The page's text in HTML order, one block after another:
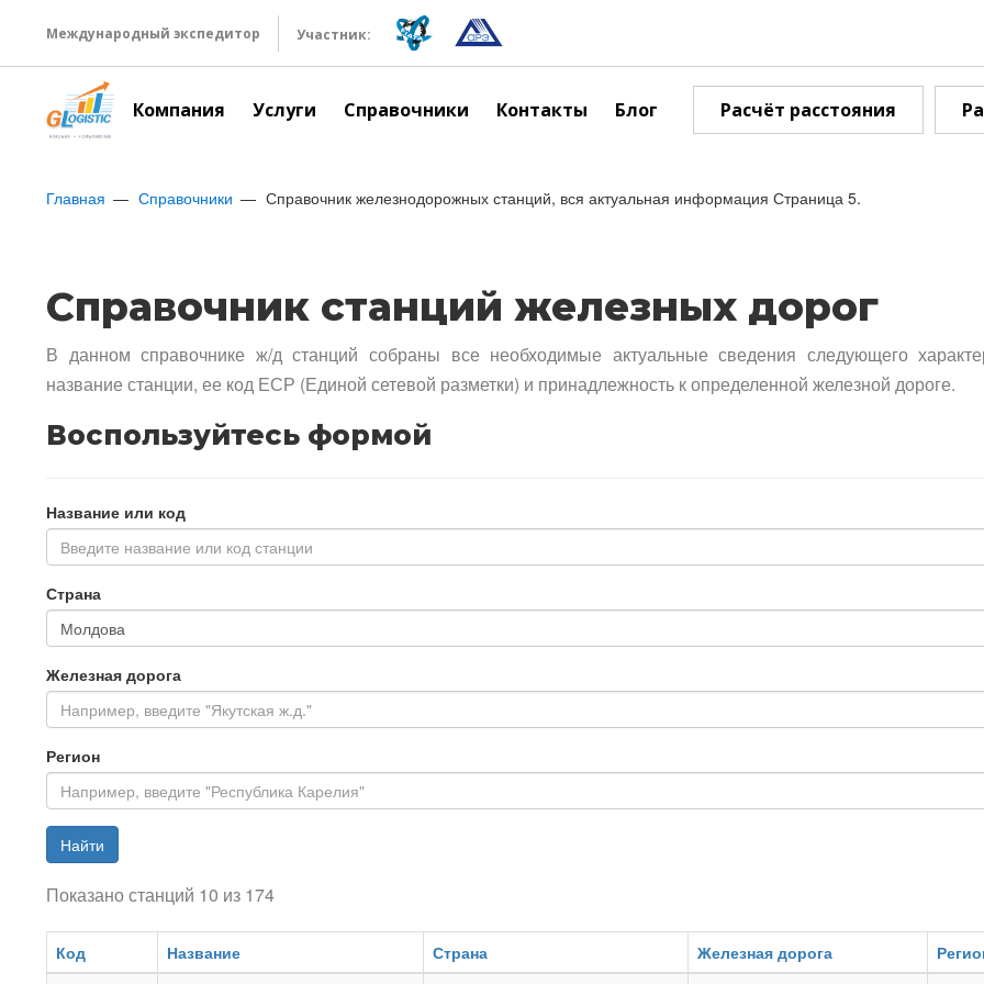
Международный экспедитор Участник:
Компания Услуги Справочники Контакты Блог Расчёт расстояния
Главная Справочники Справочник железнодорожных станций, вся актуальная информация Страница 5.
Справочник станций железных дорог
В данном справочнике ж/д станций собраны все необходимые актуальные сведения следующего
название станции, ее код ЕСР (Единой сетевой разметки) и принадлежность к определенной железной дороге.
Воспользуйтесь формой
Название или код
Введите название или код станции
Страна
Железная дорога
Регион
Найти
Показано станций 10 из 174
Код Название Страна Железная дорога